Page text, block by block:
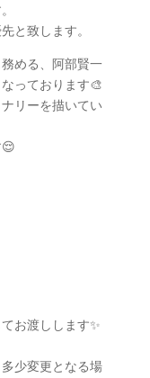
と致します。
める、阿部賢一
っております🎨
リーを描いてい
お渡しします✨
少変更となる場